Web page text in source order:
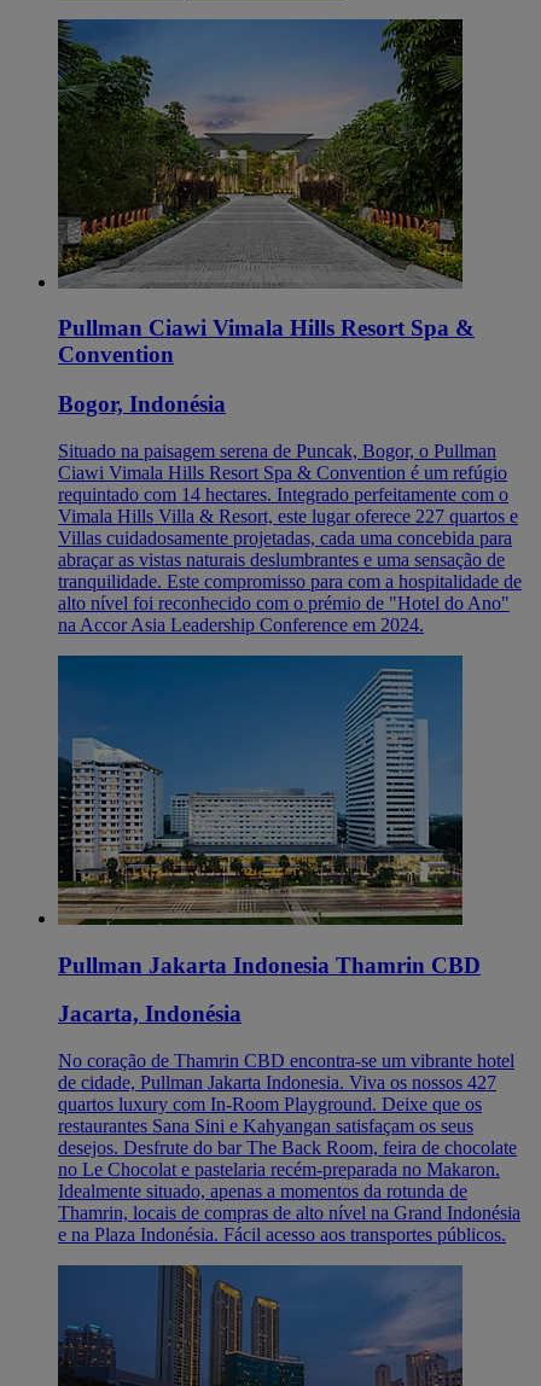
Pullman Ciawi Vimala Hills Resort Spa &
Convention
Bogor, Indonésia
Situado na paisagem serena de Puncak, Bogor, o Pullman
Ciawi Vimala Hills Resort Spa & Convention é um refúgio
requintado com 14 hectares. Integrado perfeitamente com o
Vimala Hills Villa & Resort, este lugar oferece 227 quartos e
Villas cuidadosamente projetadas, cada uma concebida para
abraçar as vistas naturais deslumbrantes e uma sensação de
tranquilidade. Este compromisso para com a hospitalidade de
alto nível foi reconhecido com o prémio de "Hotel do Ano"
na Accor Asia Leadership Conference em 2024.
Pullman Jakarta Indonesia Thamrin CBD
Jacarta, Indonésia
No coração de Thamrin CBD encontra-se um vibrante hotel
de cidade, Pullman Jakarta Indonesia. Viva os nossos 427
quartos luxury com In-Room Playground. Deixe que os
restaurantes Sana Sini e Kahyangan satisfaçam os seus
desejos. Desfrute do bar The Back Room, feira de chocolate
no Le Chocolat e pastelaria recém-preparada no Makaron.
Idealmente situado, apenas a momentos da rotunda de
Thamrin, locais de compras de alto nível na Grand Indonésia
e na Plaza Indonésia. Fácil acesso aos transportes públicos.